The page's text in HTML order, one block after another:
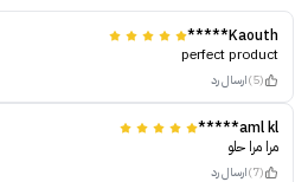
Kaouth*****
perfect product
(5) ارسال رد
aml kl*****
مرا مرا حلو
(7) ارسال رد